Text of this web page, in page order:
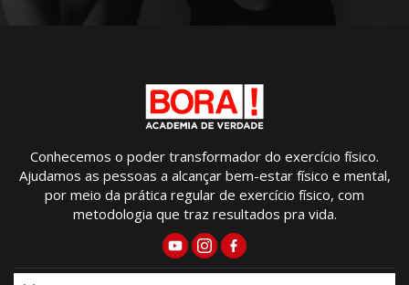
Conhecemos o poder transformador do exercício físico.
Ajudamos as pessoas a alcançar bem-estar físico e mental,
por meio da prática regular de exercício físico, com
metodologia que traz resultados pra vida.